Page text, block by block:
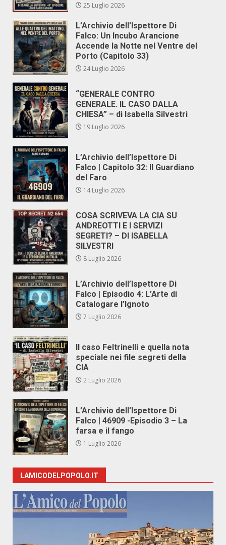
25 Luglio 2026
L’Archivio dell’Ispettore Di
Falco: Un Incubo Arancione
Accende la Notte nel Ventre del
Porto (Capitolo 33)
24 Luglio 2026
“GENERALE CONTRO
GENERALE. IL CASO DALLA
CHIESA” – di Isabella Silvestri
19 Luglio 2026
L’Archivio dell’Ispettore Di
Falco | Capitolo 32: Il Guardiano
del Faro
14 Luglio 2026
COSA SCRIVEVA LA CIA SU
ANDREOTTI E I SERVIZI
SEGRETI? – DI ISABELLA
SILVESTRI
8 Luglio 2026
L’Archivio dell’Ispettore Di
Falco | Episodio 4: L’Arte di
Catalogare l’Ignoto
7 Luglio 2026
Il caso Feltrinelli e quella nota
speciale nei file segreti della
CIA
2 Luglio 2026
L’Archivio dell’Ispettore Di
Falco | 46909 -Episodio 3 – La
farsa e il fango
1 Luglio 2026
LAMICODELPOPOLO.IT